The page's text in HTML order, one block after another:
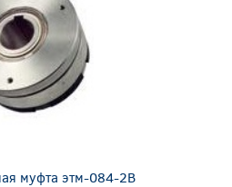
муфта этм-084-2В